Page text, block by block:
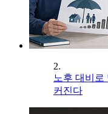
2.
노후 대비로
커진다